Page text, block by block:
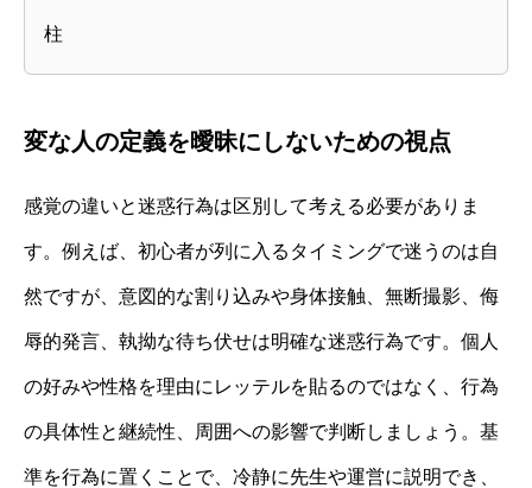
柱
変な人の定義を曖昧にしないための視点
感覚の違いと迷惑行為は区別して考える必要がありま
す。例えば、初心者が列に入るタイミングで迷うのは自
然ですが、意図的な割り込みや身体接触、無断撮影、侮
辱的発言、執拗な待ち伏せは明確な迷惑行為です。個人
の好みや性格を理由にレッテルを貼るのではなく、行為
の具体性と継続性、周囲への影響で判断しましょう。基
準を行為に置くことで、冷静に先生や運営に説明でき、